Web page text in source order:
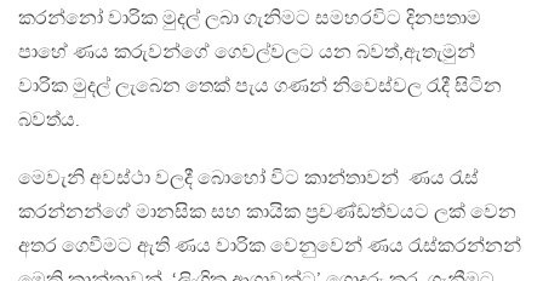
කරන්නෝ වාරික මුදල් ලබා ගැනිමට සමහරවිට දිනපතාම
පාහේ ණය කරුවන්ගේ ගෙවල්වලට යන බවත්,ඇතැමුන්
වාරික මුදල් ලැබෙන තෙක් පැය ගණන් නිවෙස්වල රැදී සිටින
බවත්ය.
මෙවැනි අවස්ථා වලදී බොහෝ විට කාන්තාවන් ණය රැස්
කරන්නන්ගේ මානසික සහ කායික ප‍්‍රචණ්ඩත්වයට ලක් වෙන
අතර ගෙවීමට ඇති ණය වාරික වෙනුවෙන් ණය රැස්කරන්නන්